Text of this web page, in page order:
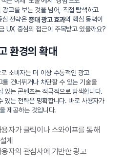
고를 보는 것을 넘어, 직접 탐색하고
심 전략은증대 광고 효과의 핵심 동력이
UX 중심의 접근이 주목받고 있을까요?
환경의 확대
소비자는 더 이상 수동적인 광고
건너뛰거나 차단할 수 있는 기술을
있는 콘텐츠는 적극적으로 탐색합니다.
있는 전략은 명확합니다. 바로 사용자가
제공하는 것입니다.
자가 클릭이나 스와이프를 통해
계
자의 관심사에 기반한 광고